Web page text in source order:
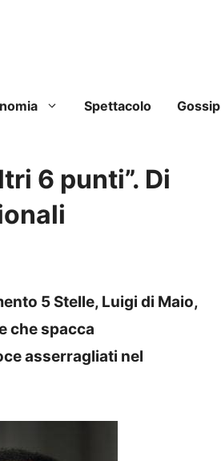
Spettacolo Gossip
6 punti”. Di
5 Stelle, Luigi di Maio,
che spacca
asserragliati nel